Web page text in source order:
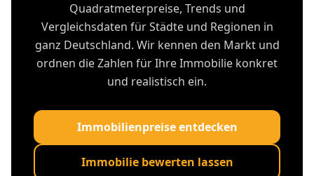
Quadratmeterpreise, Trends und
Vergleichsdaten für Städte und Regionen in
ganz Deutschland. Wir kennen den Markt und
ordnen die Zahlen für Ihre Immobilie konkret
und realistisch ein.
Immobilienpreise entdecken
Immobilie bewerten lassen